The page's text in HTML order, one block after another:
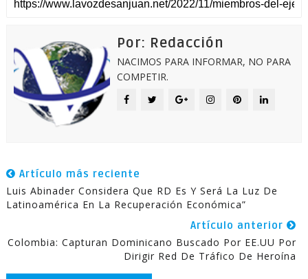
Por: Redacción
NACIMOS PARA INFORMAR, NO PARA
COMPETIR.
Artículo más reciente
Luis Abinader Considera Que RD Es Y Será La Luz De
Latinoamérica En La Recuperación Económica”
Artículo anterior
Colombia: Capturan Dominicano Buscado Por EE.UU Por
Dirigir Red De Tráfico De Heroína